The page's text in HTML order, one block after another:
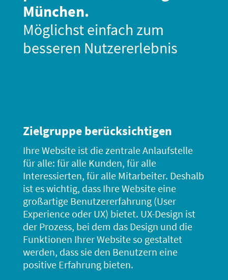
München.
Möglichst einfach zum
besseren Nutzererlebnis
Zielgruppe berücksichtigen
Ihre Website ist die zentrale Anlaufstelle
für alle: für alle Kunden, für alle
Interessierten, für alle Mitarbeiter. Deshalb
ist es wichtig, dass Ihre Website eine
großartige Benutzererfahrung (User
Experience oder UX) bietet. UX-Design ist
der Prozess, bei dem das Design und die
Funktionen Ihrer Website so gestaltet
werden, dass sie den Benutzern eine
positive Erfahrung bieten.